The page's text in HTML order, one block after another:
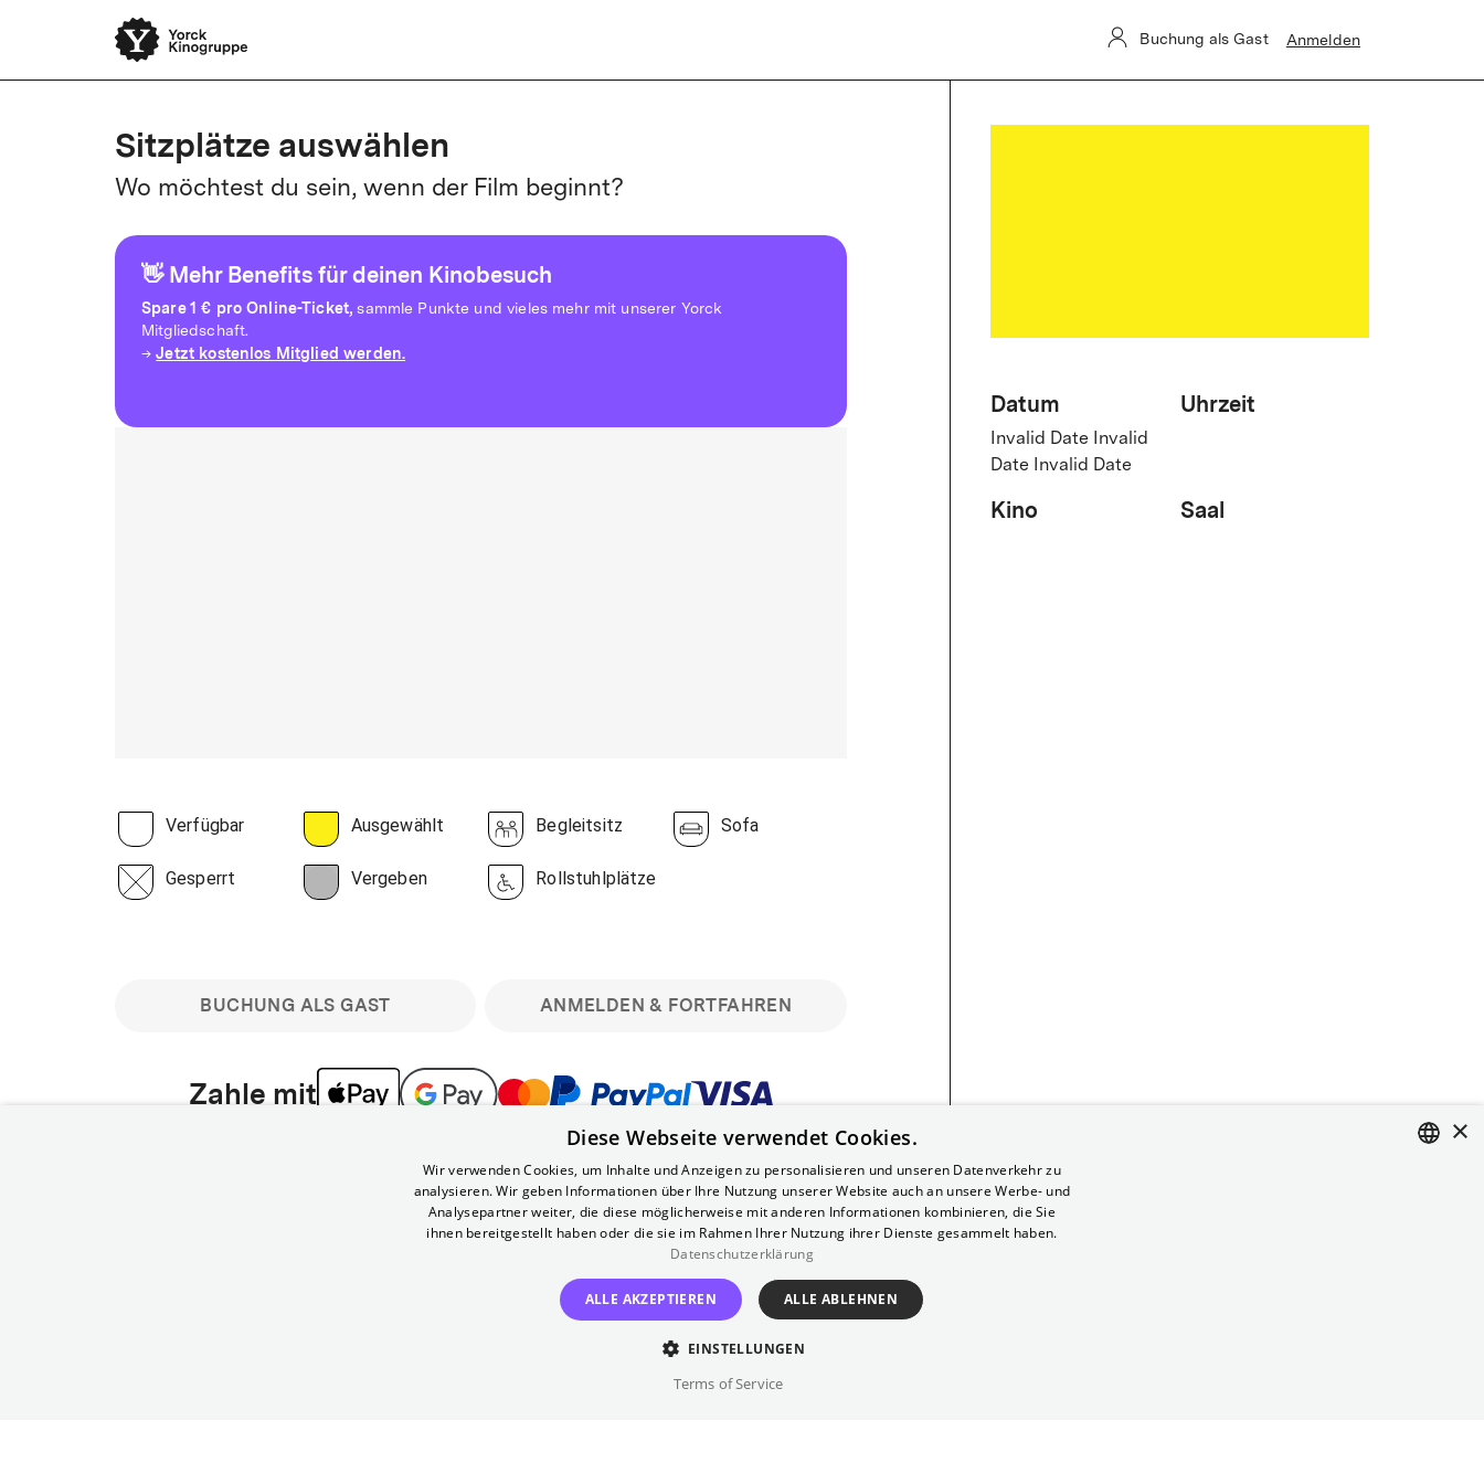
Buchung als Gast Anmelden
Sitzplätze auswählen
Wo möchtest du sein, wenn der Film beginnt?
👋 Mehr Benefits für deinen Kinobesuch
Spare1 € pro Online-Ticket, sammle Punkte und vieles mehr mit unserer Yorck
Mitgliedschaft.
→Jetzt kostenlos Mitglied werden.
Verfügbar Ausgewählt Begleitsitz Sofa
Gesperrt Vergeben Rollstuhlplätze
BUCHUNG ALS GAST ANMELDEN & FORTFAHREN
Zahle mit
Bitte beachte: Gastbuchungen sind nicht stornierbar. Registriere dich kostenlos für bis zu 90
min vor Filmbeginn stornierbare Tickets für reguläre Vorstellungen. Unlimited-Mitglied?
Melde dich an, um deine Benefits nutzen zu können.
Nur sofern du die Buchung angemeldet mit einem kostenlosen Yorck-Mitgliedskonto
Datum
Invalid Date Invalid
Date Invalid Date
Uhrzeit
Kino Saal
×
Diese Webseite verwendet Cookies.
Wir verwenden Cookies, um Inhalte und Anzeigen zu personalisieren und unseren Datenverkehr zu
analysieren. Wir geben Informationen über Ihre Nutzung unserer Website auch an unsere Werbe- und
Analysepartner weiter, die diese möglicherweise mit anderen Informationen kombinieren, die Sie
ihnen bereitgestellt haben oder die sie im Rahmen Ihrer Nutzung ihrer Dienste gesammelt haben.
Datenschutzerklärung
ALLE AKZEPTIEREN ALLE ABLEHNEN
EINSTELLUNGEN
Terms of Service